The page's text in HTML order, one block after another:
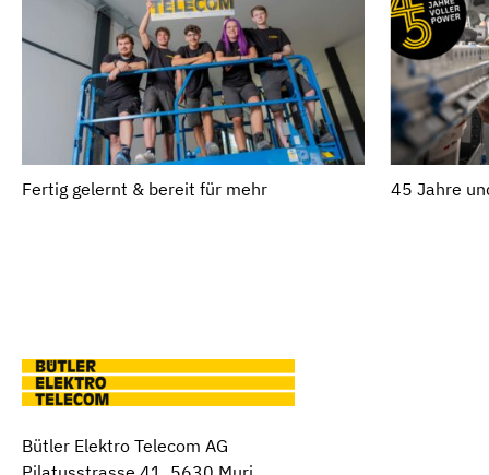
Fertig gelernt & bereit für mehr 45 Jahre
Bütler Elektro Telecom AG